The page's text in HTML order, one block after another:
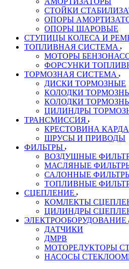
СТОЙКИ
ОПОРЫ
ОПОРЫ ШАРОВЫЕ
СТУПИЦЫ КОЛЕСА И
ТОПЛИВНАЯ СИСТЕМА
МОТОРЫ
ФОРСУНКИ
ТОРМОЗНАЯ СИСТЕМА
ДИСКИ ТОРМОЗНЫЕ
КОЛОДКИ
КОЛОДКИ
ЦИЛИНДРЫ
ТРАНСМИССИЯ
КРЕСТОВИНА
ШРУСЫ И ПРИВОДЫ
ФИЛЬТРЫ
ВОЗДУШНЫЕ
МАСЛЯНЫЕ
САЛОННЫЕ
ТОПЛИВНЫЕ
СЦЕПЛЕНИЕ
КОМЛЕКТЫ
ЦИЛИНДРЫ
ЭЛЕКТРООБОРУДОВАНИЕ
ДАТЧИКИ
ДМРВ
МОТОРЕДУКТОРЫ
НАСОСЫ